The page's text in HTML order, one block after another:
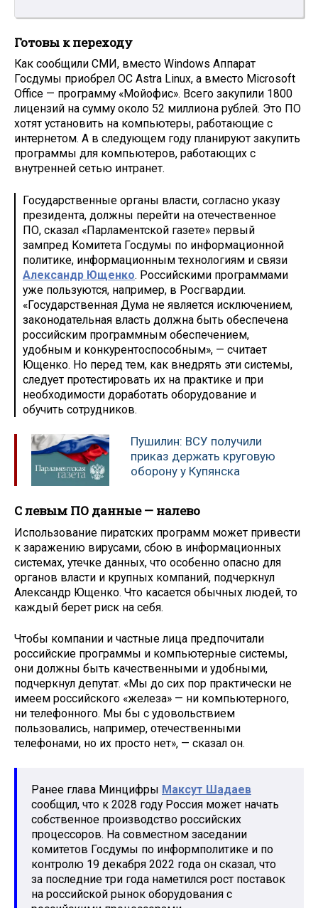
Готовы к переходу
Как сообщили СМИ, вместо Windows Аппарат
Госдумы приобрел OC Astra Linux, а вместо Microsoft
Office — программу «Мойофис». Всего закупили 1800
лицензий на сумму около 52 миллиона рублей. Это ПО
хотят установить на компьютеры, работающие с
интернетом. А в следующем году планируют закупить
программы для компьютеров, работающих с
внутренней сетью интранет.
Государственные органы власти, согласно указу
президента, должны перейти на отечественное
ПО, сказал «Парламентской газете» первый
зампред Комитета Госдумы по информационной
политике, информационным технологиям и связи
Александр Ющенко. Российскими программами
уже пользуются, например, в Росгвардии.
«Государственная Дума не является исключением,
законодательная власть должна быть обеспечена
российским программным обеспечением,
удобным и конкурентоспособным», — считает
Ющенко. Но перед тем, как внедрять эти системы,
следует протестировать их на практике и при
необходимости доработать оборудование и
обучить сотрудников.
Пушилин: ВСУ получили
приказ держать круговую
оборону у Купянска
С левым ПО данные — налево
Использование пиратских программ может привести
к заражению вирусами, сбою в информационных
системах, утечке данных, что особенно опасно для
органов власти и крупных компаний, подчеркнул
Александр Ющенко. Что касается обычных людей, то
каждый берет риск на себя.
Чтобы компании и частные лица предпочитали
российские программы и компьютерные системы,
они должны быть качественными и удобными,
подчеркнул депутат. «Мы до сих пор практически не
имеем российского «железа» — ни компьютерного,
ни телефонного. Мы бы с удовольствием
пользовались, например, отечественными
телефонами, но их просто нет», — сказал он.
Ранее глава Минцифры Максут Шадаев
сообщил, что к 2028 году Россия может начать
собственное производство российских
процессоров. На совместном заседании
комитетов Госдумы по информполитике и по
контролю 19 декабря 2022 года он сказал, что
за последние три года наметился рост поставок
на российской рынок оборудования с